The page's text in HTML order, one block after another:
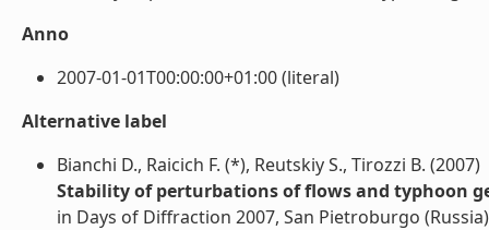
Anno
2007-01-01T00:00:00+01:00 (literal)
Alternative label
Bianchi D., Raicich F. (*), Reutskiy S., Tirozzi B. (2007)
Stability of perturbations of flows and typhoon
in Days of Diffraction 2007, San Pietroburgo (Russia)